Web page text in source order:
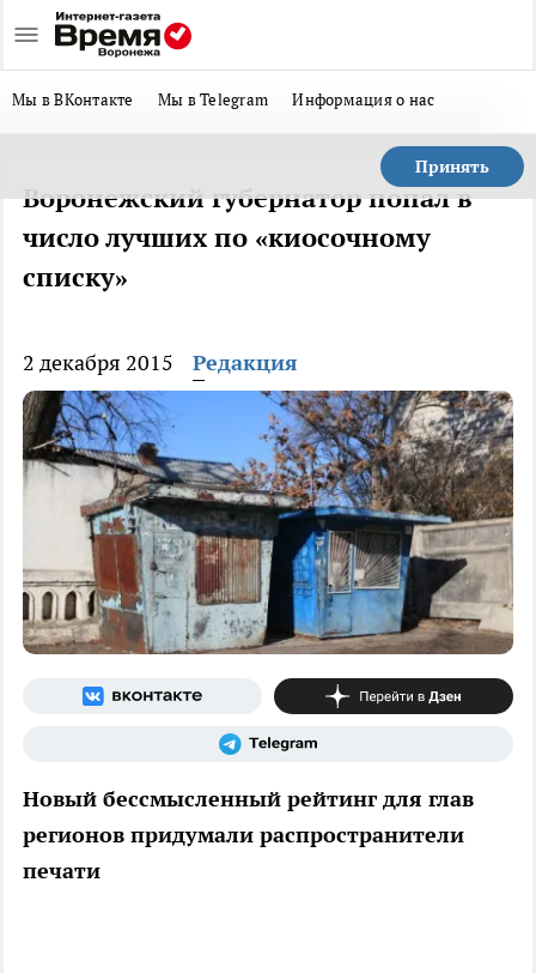
Мы в ВКонтакте Мы в Telegram Информация о нас
Принять
Воронежский губернатор попал в
число лучших по «киосочному
списку»
2 декабря 2015 Редакция
Новый бессмысленный рейтинг для глав
регионов придумали распространители
печати